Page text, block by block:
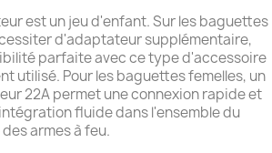
est un jeu d'enfant. Sur les baguettes
d'adaptateur supplémentaire,
parfaite avec ce type d'accessoire
utilisé. Pour les baguettes femelles, un
22A permet une connexion rapide et
fluide dans l'ensemble du
armes à feu.